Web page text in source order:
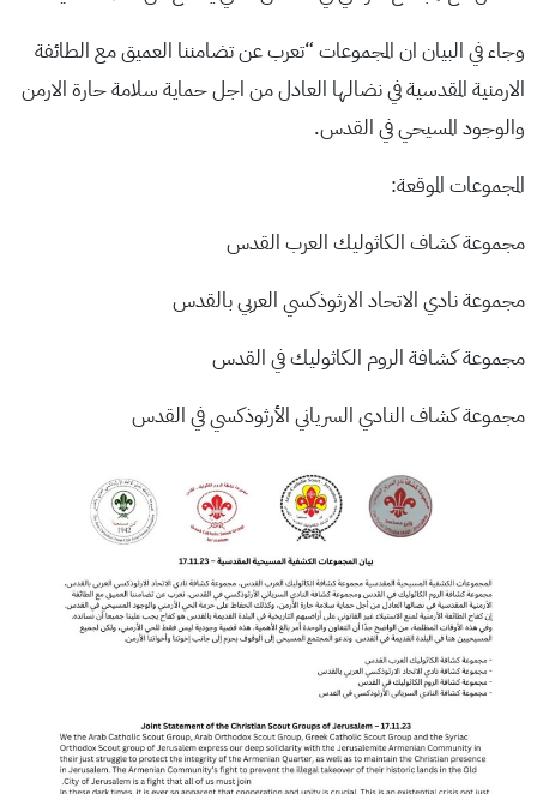
وجاء في البيان ان المجموعات “تعرب عن تضامننا العميق مع الطائفة
الارمنية المقدسية في نضالها العادل من اجل حماية سلامة حارة الارمن
والوجود المسيحي في القدس.
المجموعات الموقعة:
مجموعة كشاف الكاثوليك العرب القدس
مجموعة نادي الاتحاد الارثوذكسي العربي بالقدس
مجموعة كشافة الروم الكاثوليك في القدس
مجموعة كشاف النادي السرياني الأرثوذكسي في القدس